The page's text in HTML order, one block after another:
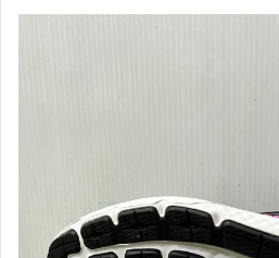
【HOKA ONEONE】女鞋款
【ASICS、adidas】女服飾
【ASICS亞瑟士】男慢跑鞋&路跑鞋款